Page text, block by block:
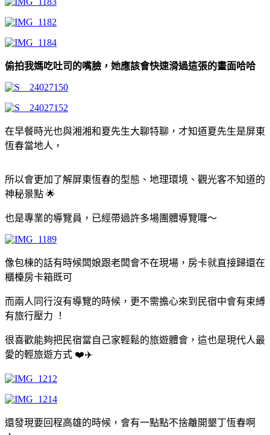
偷拍我媽吃吐司的嘴臉，她應該會快速滑過這張的畫面哈哈
在早餐時光也與湘湘和夏先生大聊特聊，才知道夏先生是屏東
恆春當地人，
所以會更加了解屏東恆春的型態、地理環境、觀光客不知道的
神秘景點 🌟
也是專業的導覽員，已經帶過許多場團體導覽囉～
像包棟的話有時候闆娘跟老闆會不在現場，房卡就直接歸還在
櫃檯房卡箱既可
而兩人同行沒有導覽的時候，更不需擔心來到民宿中會有束縛
有旅行壓力 ！
很喜歡能夠把民宿當自己家輕鬆的旅遊體會，這也是現代人最
愛的輕旅遊方式 ❤️✈️
還發現要回程高雄的時候，會有一點點不捨離開墾丁恆春啊